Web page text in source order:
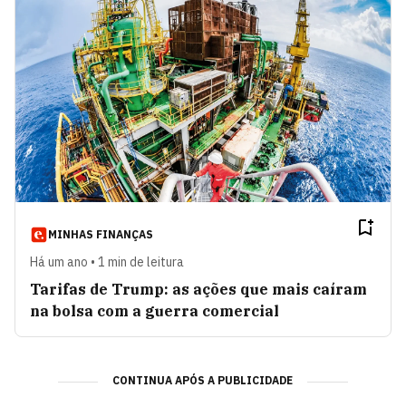
MINHAS FINANÇAS
Há um ano • 1 min de leitura
Tarifas de Trump: as ações que mais caíram
na bolsa com a guerra comercial
CONTINUA APÓS A PUBLICIDADE